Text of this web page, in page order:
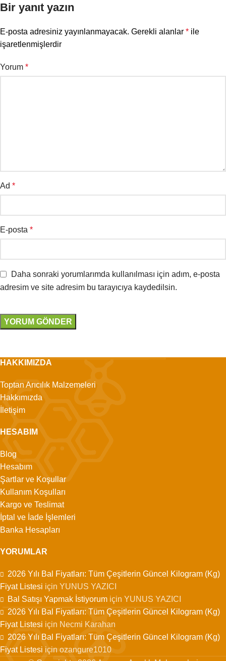
Bir yanıt yazın
E-posta adresiniz yayınlanmayacak. Gerekli alanlar * ile
işaretlenmişlerdir
Yorum *
Ad *
E-posta *
Daha sonraki yorumlarımda kullanılması için adım, e-posta
adresim ve site adresim bu tarayıcıya kaydedilsin.
HAKKIMIZDA
Toptan Arıcılık Malzemeleri
Hakkımızda
İletişim
HESABIM
Blog
Hesabım
Şartlar ve Koşullar
Kullanım Koşulları
Kargo ve Teslimat
İptal ve İade İşlemleri
Banka Hesapları
YORUMLAR
2026 Yılı Bal Fiyatları: Tüm Çeşitlerin Güncel Kilogram (Kg)
Fiyat Listesi için YUNUS YAZICI
Bal Satışı Yapmak İstiyorum için YUNUS YAZICI
2026 Yılı Bal Fiyatları: Tüm Çeşitlerin Güncel Kilogram (Kg)
Fiyat Listesi için Necmi Karahan
2026 Yılı Bal Fiyatları: Tüm Çeşitlerin Güncel Kilogram (Kg)
Fiyat Listesi için ozangure1010